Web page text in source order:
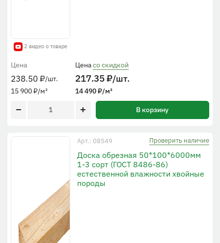
2 видео о товаре
Цена
238.50₽/шт.
15 900₽/м³
Ценасо скидкой
217.35₽/шт.
14 490₽/м³
В корзину
Арт.: 08549 Проверить наличие
Доска обрезная 50*100*6000мм
1-3 сорт (ГОСТ 8486-86)
естественной влажности хвойные
породы